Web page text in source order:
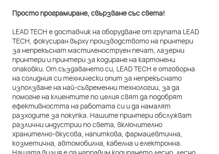
Просто програмиране, свързване със света!
LEAD TECH е доставчик на оборудване от групата LEAD
TECH, фокусиран върху производството на принтери
за непрекъснат мастиленоструен печат, лазерни
принтери и принтери за кодиране на картонени
опаковки. От създаването си, LEAD TECH е отговорна
на солидния си технически опит за непрекъснато
използване на най-съвременни технологии, за да
помогне на клиентите по целия свят да подобрят
ефективността на работата си и да намалят
разходите за покупка. Нашите принтери обслужват
различни индустрии по света, включително
хранително-вкусова, напиткова, фармацевтична,
козметична, автомобилна, кабелна и електронна.